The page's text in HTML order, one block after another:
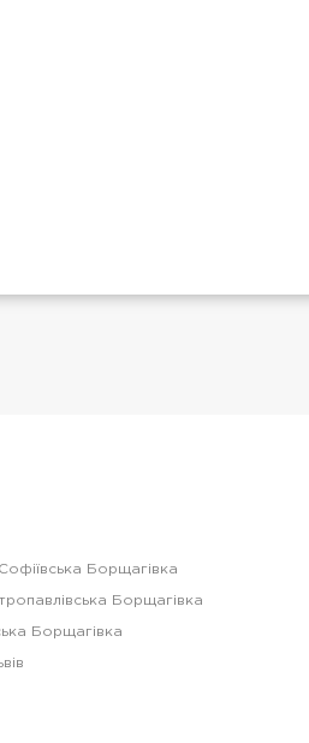
Борщагівка
Борщагівка
Борщагівка